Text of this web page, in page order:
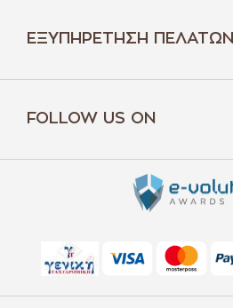
ΕΞΥΠΗΡΈΤΗΣΗ ΠΕΛΑΤΏΝ
FOLLOW US ON